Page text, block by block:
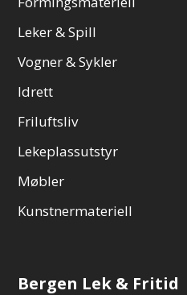
Leker & Spill
Vogner & Sykler
Idrett
Friluftsliv
Lekeplassutstyr
Møbler
Kunstnermateriell
Bergen Lek & Fritid